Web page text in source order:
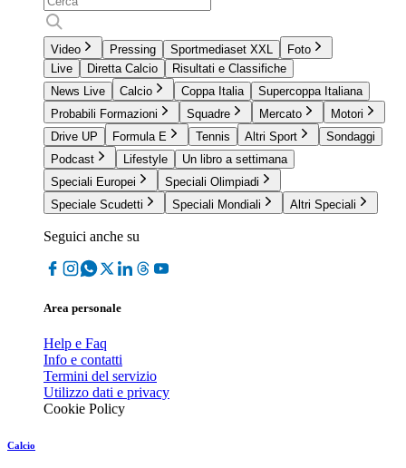
Video Pressing Sportmediaset XXL
Foto
Live
Diretta Calcio
Risultati e Classifiche
News Live
Calcio Coppa Italia
Supercoppa Italiana
Probabili Formazioni
Squadre Mercato
Motori
Drive UP
Formula E Tennis Altri Sport
Sondaggi
Podcast
Lifestyle
Un libro a settimana
Speciali Europei
Speciali Olimpiadi
Speciale Scudetti
Speciali Mondiali Altri Speciali
Seguici anche su
Area personale
Help e Faq
Info e contatti
Termini del servizio
Utilizzo dati e privacy
Cookie Policy
Calcio